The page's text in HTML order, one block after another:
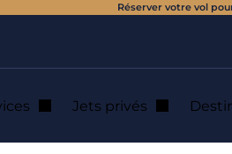
Réserver votre vol
Jets privés